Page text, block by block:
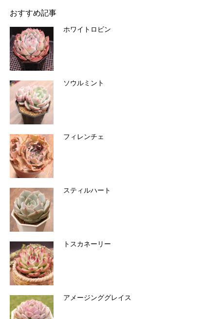
おすすめ記事
ホワイトロビン
ソウルミント
フィレンチェ
スティルハート
トスカネーリー
アメージンググレイス